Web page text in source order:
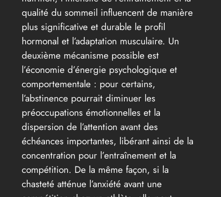
qualité du sommeil influencent de manière
plus significative et durable le profil
hormonal et l’adaptation musculaire. Un
deuxième mécanisme possible est
l’économie d’énergie psychologique et
comportementale : pour certains,
l’abstinence pourrait diminuer les
préoccupations émotionnelles et la
dispersion de l’attention avant des
échéances importantes, libérant ainsi de la
concentration pour l’entraînement et la
compétition. De la même façon, si la
chasteté atténue l’anxiété avant une